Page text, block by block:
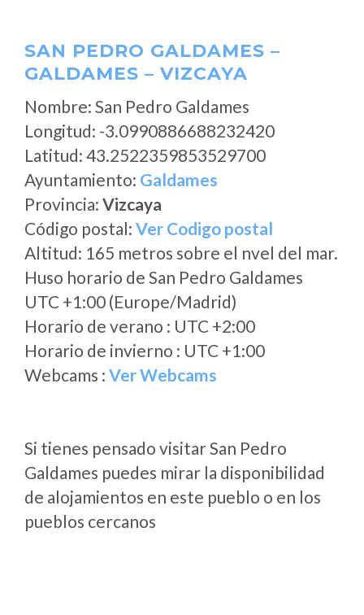
SAN PEDRO GALDAMES –
GALDAMES – VIZCAYA
Nombre: San Pedro Galdames
Longitud: -3.0990886688232420
Latitud: 43.2522359853529700
Ayuntamiento: Galdames
Provincia: Vizcaya
Código postal: Ver Codigo postal
Altitud: 165 metros sobre el nvel del mar.
Huso horario de San Pedro Galdames
UTC +1:00 (Europe/Madrid)
Horario de verano : UTC +2:00
Horario de invierno : UTC +1:00
Webcams : Ver Webcams
Si tienes pensado visitar San Pedro
Galdames puedes mirar la disponibilidad
de alojamientos en este pueblo o en los
pueblos cercanos